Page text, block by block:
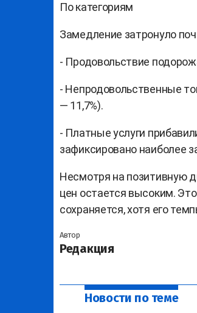
По категориям
Замедление затронуло
- Продовольствие
- Непродовольственные
— 11,7%).
- Платные услуги
зафиксировано наиболее
Несмотря на позитивную
цен остается высоким.
сохраняется, хотя его
Автор
Редакция
Новости по теме